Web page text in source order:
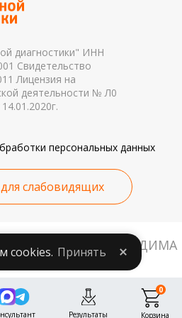
в результатах
диагностики" ИНН
Свидетельство
Лицензия на
деятельности № Л0
персональных данных
слабовидящих
НЕОБХОДИМА
СПЕЦИАЛИСТА.
Результаты Корзина
0
cookies. Принять